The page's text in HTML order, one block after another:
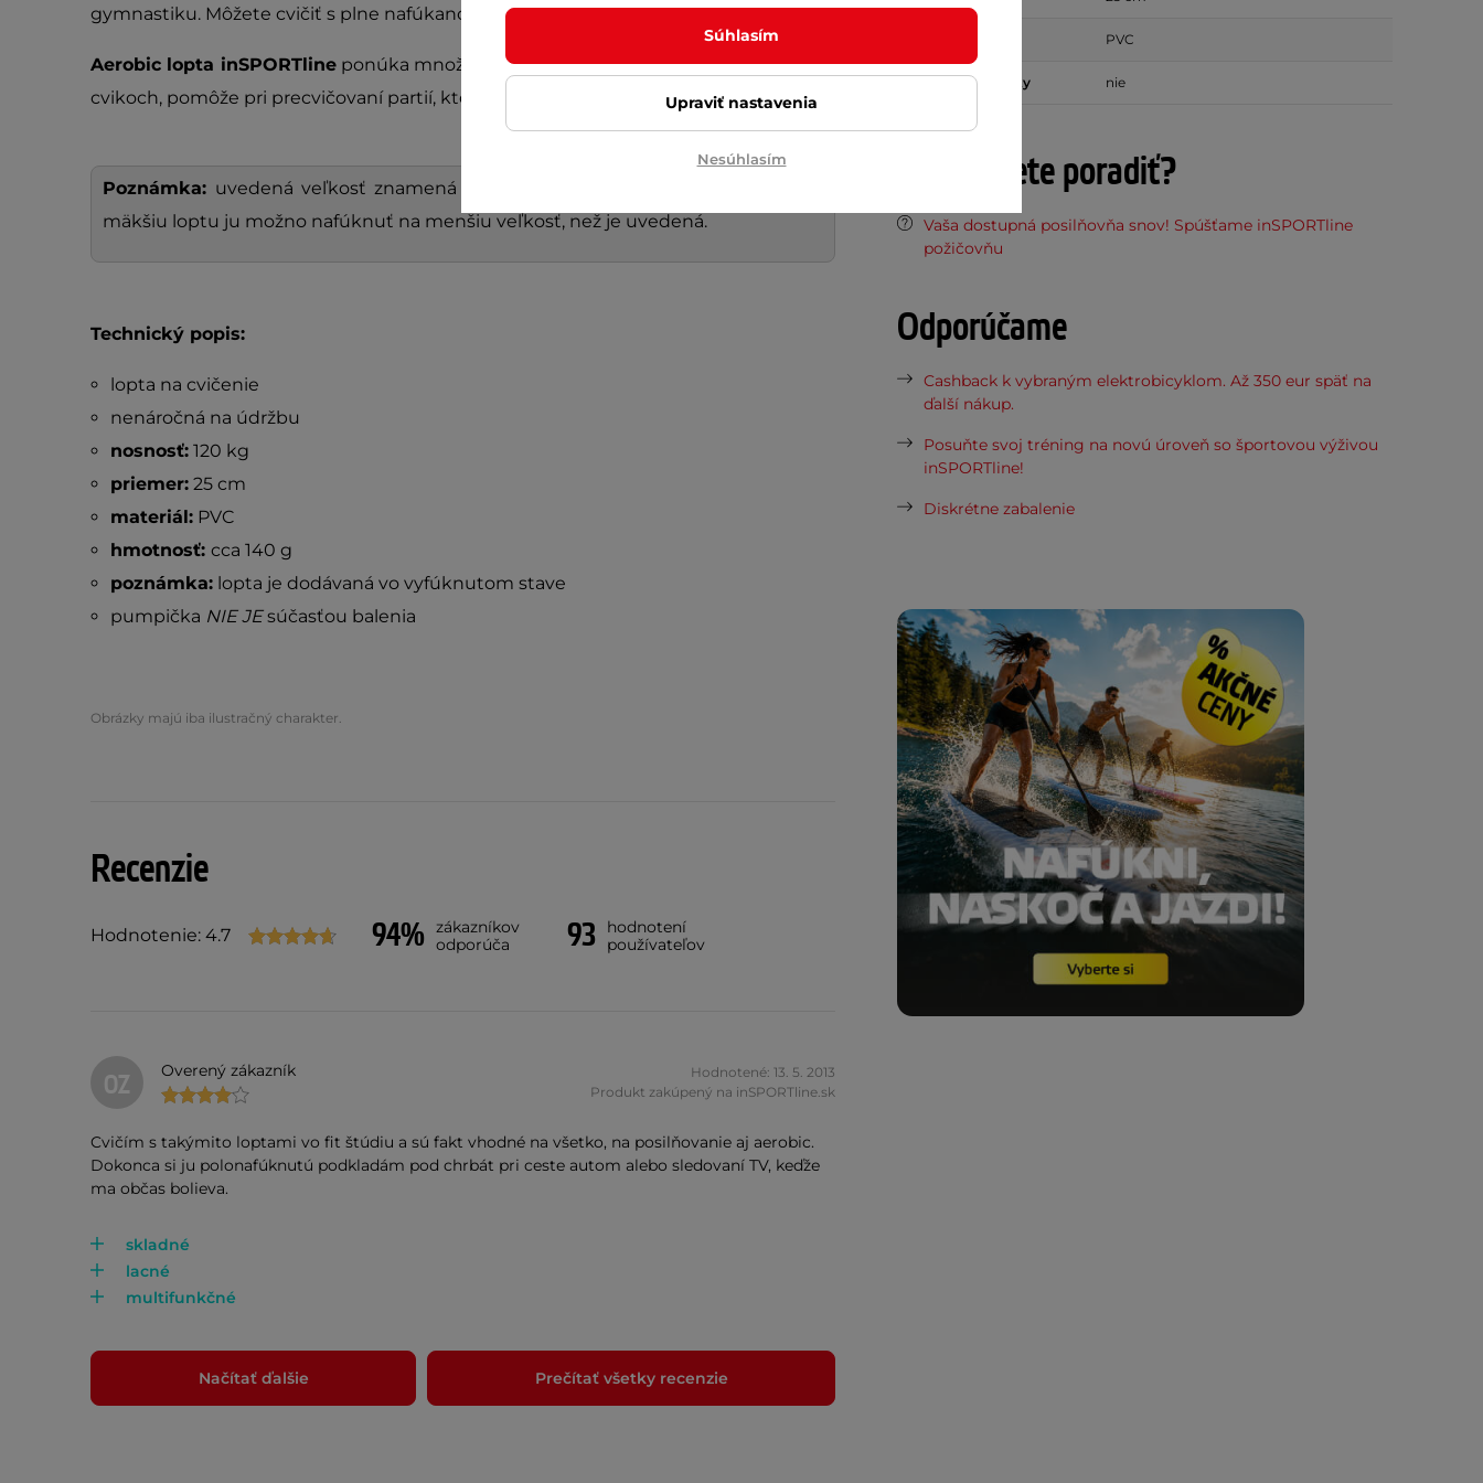
gymnastiku. Môžete cvičiť s plne nafúkanou loptou, ale aj s podhustenou loptou.
Aerobic lopta inSPORTlineponúka množstvo variantov prevedenia pri jednotlivých
cvikoch, pomôže pri precvičovaní partií, ktoré by sme bez neho preťahovali ťažko.
Poznámka: uvedená veľkosť znamená nafúknutie na maximálnu tvrdosť - pre
mäkšiu loptu ju možno nafúknuť na menšiu veľkosť, než je uvedená.
Technický popis:
lopta na cvičenie
nenáročná na údržbu
nosnosť:120 kg
priemer:25 cm
materiál:PVC
hmotnosť: cca 140 g
poznámka:lopta je dodávaná vo vyfúknutom stave
pumpička NIE JEsúčasťou balenia
Obrázky majú iba ilustračný charakter.
Recenzie
Hodnotenie: 4.7 94% zákazníkov
odporúča
93
hodnotení
používateľov
OZ Overený zákazník
Hodnotené: 13. 5. 2013
Produkt zakúpený na inSPORTline.sk
Cvičím s takýmito loptami vo fit štúdiu a sú fakt vhodné na všetko, na posilňovanie aj aerobic.
Dokonca si ju polonafúknutú podkladám pod chrbát pri ceste autom alebo sledovaní TV, keďže
ma občas bolieva.
skladné
lacné
multifunkčné
Načítať ďalšie Prečítať všetky recenzie
PVC
Masážne výstupky nie
Potrebujete poradiť?
Vaša dostupná posilňovňa snov! Spúšťame inSPORTline
požičovňu
Odporúčame
Cashback k vybraným elektrobicyklom. Až 350 eur späť na
ďalší nákup.
Posuňte svoj tréning na novú úroveň so športovou výživou
inSPORTline!
Diskrétne zabalenie
Súhlasím
Upraviť nastavenia
Nesúhlasím